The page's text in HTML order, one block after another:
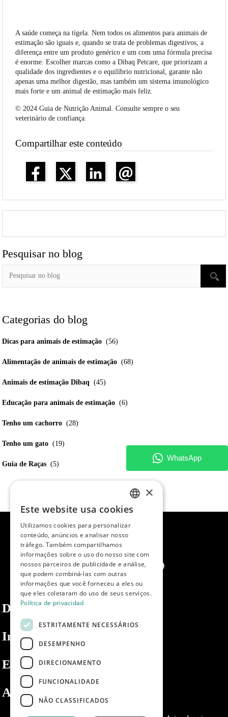
A saúde começa na tigela. Nem todos os alimentos para animais de
estimação são iguais e, quando se trata de problemas digestivos, a
diferença entre um produto genérico e um com uma fórmula precisa
é enorme. Escolher marcas como a Dibaq Petcare, que priorizam a
qualidade dos ingredientes e o equilíbrio nutricional, garante não
apenas uma melhor digestão, mas também um sistema imunológico
mais forte e um animal de estimação mais feliz.
© 2024 Guia de Nutrição Animal. Consulte sempre o seu
veterinário de confiança.
Compartilhar este conteúdo
Pesquisar no blog
Categorias do blog
Dicas para animais de estimação (56)
Alimentação de animais de estimação (68)
Animais de estimação Dibaq (45)
Educação para animais de estimação (6)
Tenho um cachorro (28)
Tenho um gato (19)
Guia de Raças (5)
Dibaq
Informações
Espaço privado
Apoio ao cliente
SPANISH
ENGLISH
PORTUGUESE
×
Este website usa cookies
Utilizamos cookies para personalizar
conteúdo, anúncios e analisar nosso
tráfego. Também compartilhamos
informações sobre o uso do nosso site com
nossos parceiros de publicidade e análise,
que podem combiná-las com outras
informações que você forneceu a eles ou
que eles coletaram do uso de seus serviços.
Política de privacidad
ESTRITAMENTE NECESSÁRIOS
DESEMPENHO
DIRECIONAMENTO
FUNCIONALIDADE
NÃO CLASSIFICADOS